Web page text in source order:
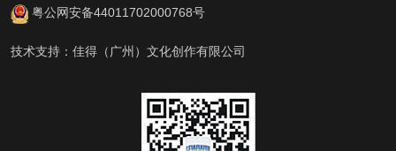
粤公网安备44011702000768号
技术支持： 佳得（广州）文化创作有限公司